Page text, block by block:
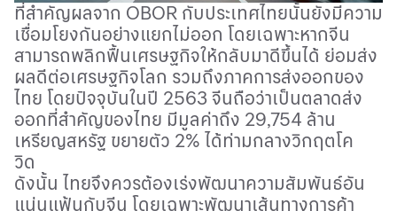
ที่สำคัญผลจาก OBOR กับประเทศไทยนั้นยังมีความ
เชื่อมโยงกันอย่างแยกไม่ออก โดยเฉพาะหากจีน
สามารถพลิกฟื้นเศรษฐกิจให้กลับมาดีขึ้นได้ ย่อมส่ง
ผลดีต่อเศรษฐกิจโลก รวมถึงภาคการส่งออกของ
ไทย โดยปัจจุบันในปี 2563 จีนถือว่าเป็นตลาดส่ง
ออกที่สำคัญของไทย มีมูลค่าถึง 29,754 ล้าน
เหรียญสหรัฐ ขยายตัว 2% ได้ท่ามกลางวิกฤตโค
วิด
ดังนั้น ไทยจึงควรต้องเร่งพัฒนาความสัมพันธ์อัน
แน่นแฟ้นกับจีน โดยเฉพาะพัฒนาเส้นทางการค้า